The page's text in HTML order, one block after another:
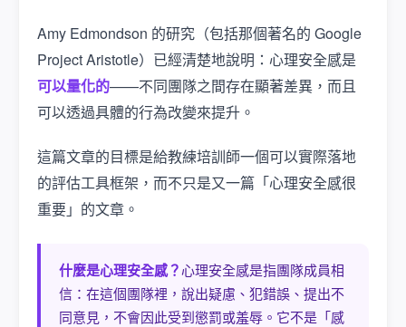
Amy Edmondson 的研究（包括那個著名的 Google
Project Aristotle）已經清楚地說明：心理安全感是
可以量化的——不同團隊之間存在顯著差異，而且
可以透過具體的行為改變來提升。
這篇文章的目標是給教練培訓師一個可以實際落地
的評估工具框架，而不只是又一篇「心理安全感很
重要」的文章。
什麼是心理安全感？心理安全感是指團隊成員相
信：在這個團隊裡，說出疑慮、犯錯誤、提出不
同意見，不會因此受到懲罰或羞辱。它不是「感